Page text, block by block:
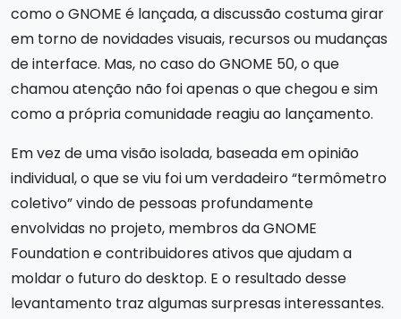
como o GNOME é lançada, a discussão costuma girar
em torno de novidades visuais, recursos ou mudanças
de interface. Mas, no caso do GNOME 50, o que
chamou atenção não foi apenas o que chegou e sim
como a própria comunidade reagiu ao lançamento.
Em vez de uma visão isolada, baseada em opinião
individual, o que se viu foi um verdadeiro “termômetro
coletivo” vindo de pessoas profundamente
envolvidas no projeto, membros da GNOME
Foundation e contribuidores ativos que ajudam a
moldar o futuro do desktop. E o resultado desse
levantamento traz algumas surpresas interessantes.